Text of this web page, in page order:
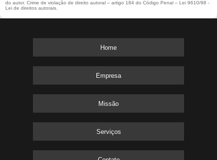
do autor. Crime de violação de direito autoral – artigo 184 do Código Penal –Lei 9610/98 -
Lei de direitos autorais
Home
Empresa
Missão
Serviços